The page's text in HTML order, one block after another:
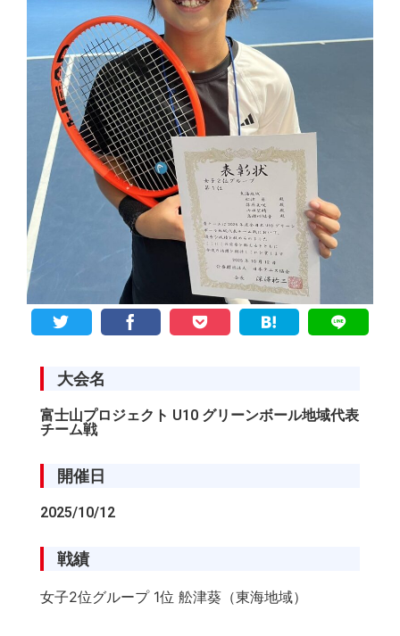
大会名
富士山プロジェクト U10 グリーンボール地域代表
チーム戦
開催日
2025/10/12
戦績
女子2位グループ 1位 舩津葵（東海地域）